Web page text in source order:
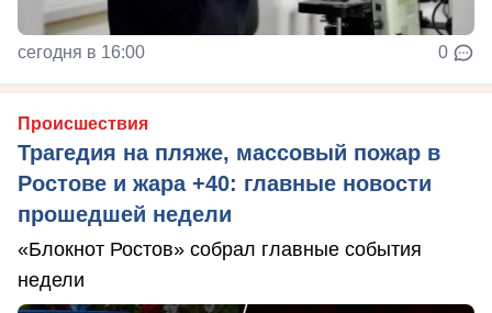
сегодня в 16:00 0
Происшествия
Трагедия на пляже, массовый пожар в
Ростове и жара +40: главные новости
прошедшей недели
«Блокнот Ростов» собрал главные события
недели